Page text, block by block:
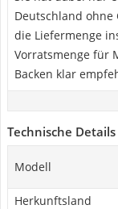
Deutschland
die Liefermenge
Vorratsmenge für
Backen klar
Technische Details
Modell
Herkunftsland